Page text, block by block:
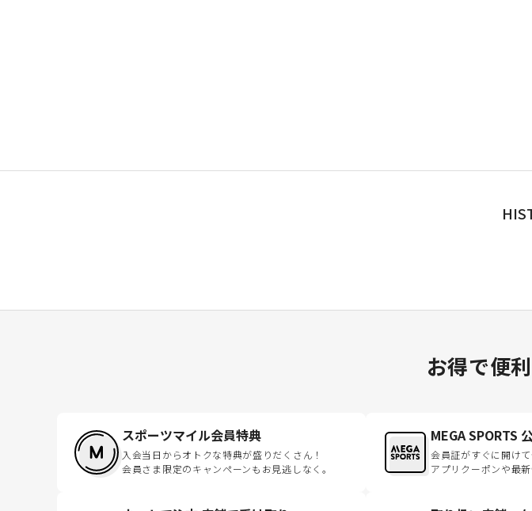
お得で便
スポーツマイル会員特典
入会当日からオトクな特典が盛りだくさん！
会員さま限定のキャンペーンもお見逃しなく。
MEGA SPORTS
会員証がすぐに開けて
アプリクーポンや最